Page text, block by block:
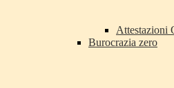
Attestazioni
Burocrazia zero